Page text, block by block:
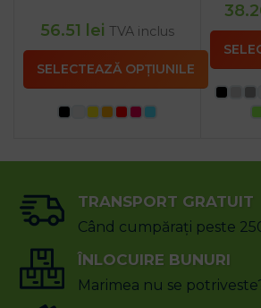
56.51 lei TVA inclus
SELECTEAZĂ OPȚIUNILE
TRANSPORT GRATUIT
Când cumpărați peste
ÎNLOCUIRE BUNURI
Marimea nu se